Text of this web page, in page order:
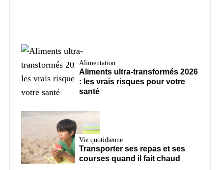
Alimentation
Aliments ultra-transformés 2026
: les vrais risques pour votre
santé
Vie quotidienne
Transporter ses repas et ses
courses quand il fait chaud